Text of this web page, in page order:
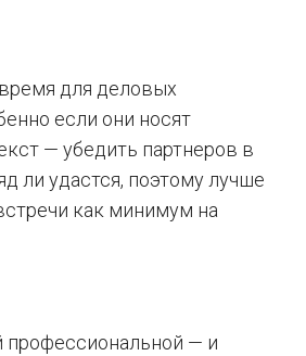
для деловых
если они носят
— убедить партнеров в
ли удастся, поэтому лучше
как минимум на
— и